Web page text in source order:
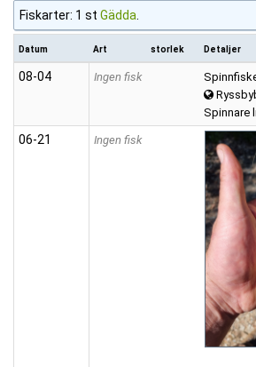
Fiskarter: 1 st Gädda
Datum Art storlek Detaljer
08‑04 Ingen fisk
Spinnare
06‑21 Ingen fisk